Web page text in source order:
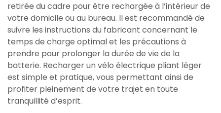
retirée du cadre pour être rechargée à l’intérieur de
votre domicile ou au bureau. Il est recommandé de
suivre les instructions du fabricant concernant le
temps de charge optimal et les précautions à
prendre pour prolonger la durée de vie de la
batterie. Recharger un vélo électrique pliant léger
est simple et pratique, vous permettant ainsi de
profiter pleinement de votre trajet en toute
tranquillité d’esprit.